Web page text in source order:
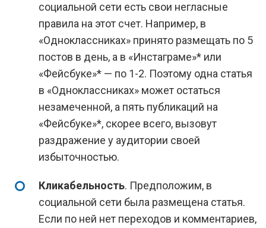
социальной сети есть свои негласные
правила на этот счет. Например, в
«Одноклассниках» принято размещать по 5
постов в день, а в «Инстаграме»* или
«Фейсбуке»* — по 1-2. Поэтому одна статья
в «Одноклассниках» может остаться
незамеченной, а пять публикаций на
«Фейсбуке»*, скорее всего, вызовут
раздражение у аудитории своей
избыточностью.
Кликабельность. Предположим, в
социальной сети была размещена статья.
Если по ней нет переходов и комментариев,